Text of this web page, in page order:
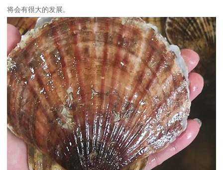
将会有很大的发展。